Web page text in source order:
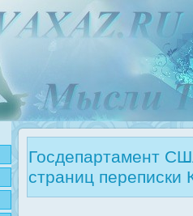
Госдепартамент
страниц переписки